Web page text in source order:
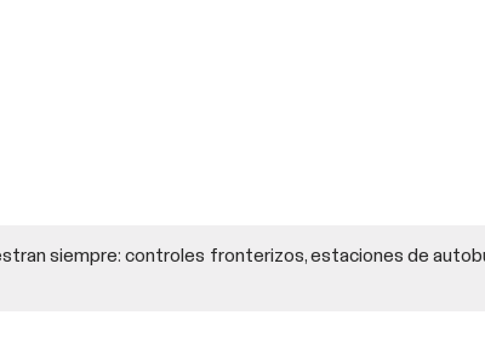
siempre: controles fronterizos, estaciones de